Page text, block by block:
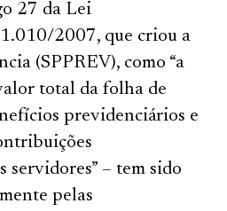
27 da Lei
2007, que criou a
(SPPREV), como “a
total da folha de
previdenciários e
servidores” – tem sido
pelas